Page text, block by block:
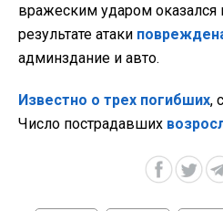
вражеским ударом оказался
результате атаки
админздание и авто.
Известно о трех погибших,
Число пострадавших